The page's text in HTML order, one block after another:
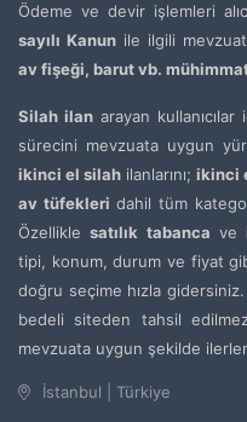
Ödeme ve devir işlemleri
sayılı Kanunile ilgili
av fişeği, barut vb.
Silah ilanarayan kullanıcılar
sürecini mevzuata uygun
ikinci el silah ilanlarını;ikinci
av tüfekleri dahil tüm
Özelliklesatılık tabanca ve
tipi, konum, durum ve fiyat
doğru seçime hızla
bedeli siteden tahsil
mevzuata uygun şekilde
İstanbul | Türkiye